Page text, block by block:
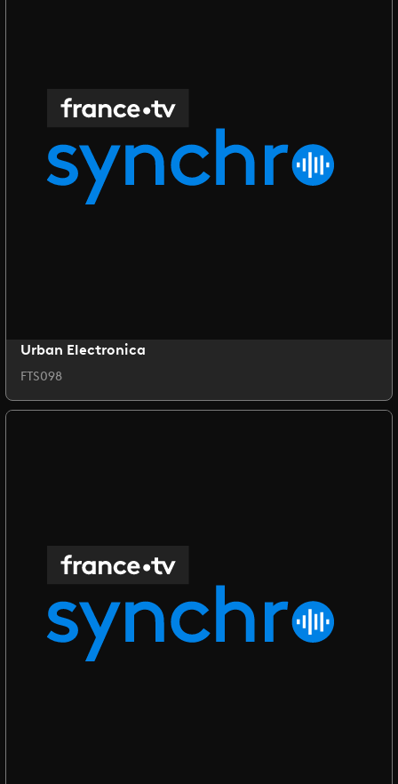
Urban Electronica
FTS098